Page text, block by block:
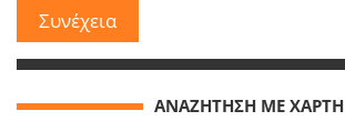
ΑΝΑΖΗΤΗΣΗ ΜΕ ΧΑΡΤΗ